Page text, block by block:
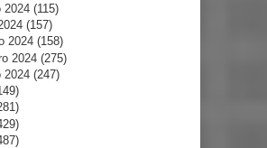
2024 (115)
(157)
2024 (158)
2024 (275)
2024 (247)